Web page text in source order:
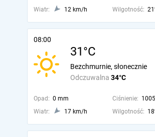
Wiatr: 12 km/h Wilgotność:
08:00
31°C
Odczuwalna 34°C
Bezchmurnie, słonecznie
Opad: 0 mm Ciśnienie:
Wiatr:
17 km/h Wilgotność: